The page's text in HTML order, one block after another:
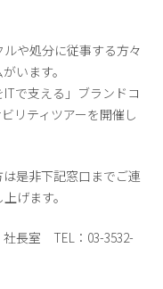
や処分に従事する方々
います。
で支える」ブランドコ
リティツアーを開催し
是非下記窓口までご連
げます。
長室 TEL：03-3532-